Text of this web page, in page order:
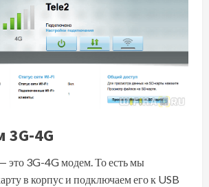
3G-4G
это 3G-4G модем. То есть мы
в корпус и подключаем его к USB